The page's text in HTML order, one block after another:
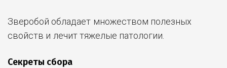
Зверобой обладает множеством полезных
свойств и лечит тяжелые патологии.
Секреты сбора